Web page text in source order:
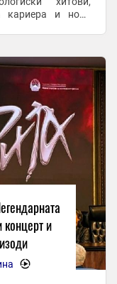
кариера и нови
концерт и
-